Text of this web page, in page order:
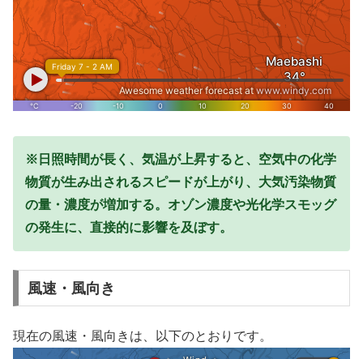
※日照時間が長く、気温が上昇すると、空気中の化学
物質が生み出されるスピードが上がり、大気汚染物質
の量・濃度が増加する。オゾン濃度や光化学スモッグ
の発生に、直接的に影響を及ぼす。
風速・風向き
現在の風速・風向きは、以下のとおりです。